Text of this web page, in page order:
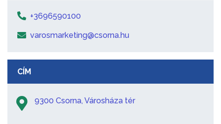
+3696590100
varosmarketing@csorna.hu
CÍM
9300 Csorna, Városháza tér